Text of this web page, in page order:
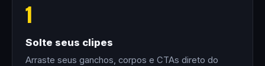
1
Solte seus clipes
Arraste seus ganchos, corpos e CTAs direto do